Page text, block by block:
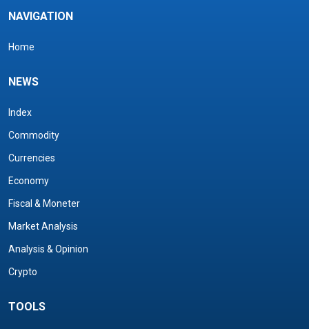
NAVIGATION
Home
NEWS
Index
Commodity
Currencies
Economy
Fiscal & Moneter
Market Analysis
Analysis & Opinion
Crypto
TOOLS